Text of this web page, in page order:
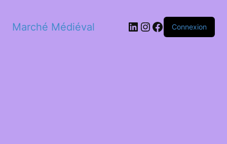
Marché Médiéval LinkedIn
Instagram
Facebook
Connexion